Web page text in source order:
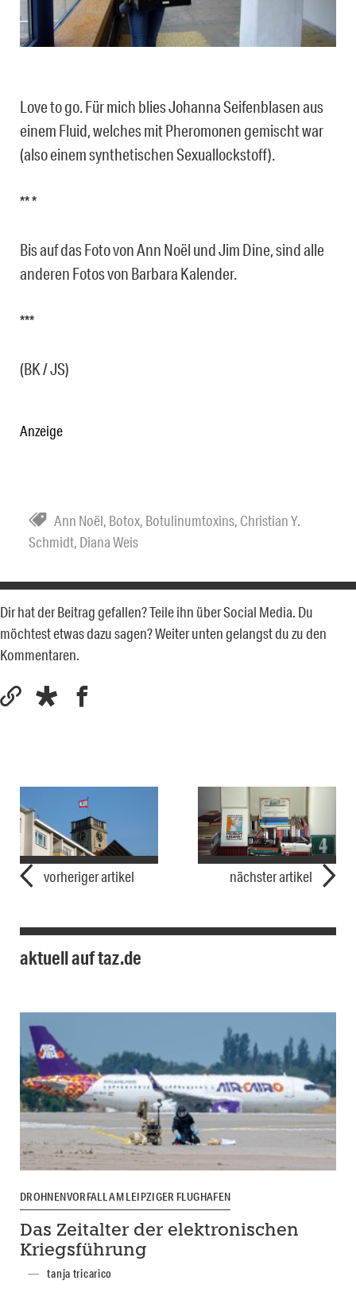
Love to go. Für mich blies Johanna Seifenblasen aus
einem Fluid, welches mit Pheromonen gemischt war
(also einem synthetischen Sexuallockstoff).
** *
Bis auf das Foto von Ann Noël und Jim Dine, sind alle
anderen Fotos von Barbara Kalender.
***
(BK / JS)
Anzeige
Ann Noël, Botox, Botulinumtoxins, Christian Y.
Schmidt, Diana Weis
Dir hat der Beitrag gefallen? Teile ihn über Social Media. Du
möchtest etwas dazu sagen? Weiter unten gelangst du zu den
Kommentaren.
vorheriger artikel nächster artikel
aktuell auf taz.de
DROHNENVORFALL AM LEIPZIGER FLUGHAFEN
Das Zeitalter der elektronischen
Kriegsführung
tanja tricarico